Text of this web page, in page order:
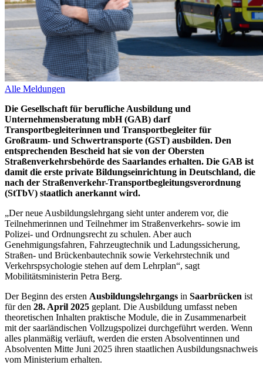
Alle Meldungen
Die Gesellschaft für berufliche Ausbildung und
Unternehmensberatung mbH (GAB) darf
Transportbegleiterinnen und Transportbegleiter für
Großraum- und Schwertransporte (GST) ausbilden. Den
entsprechenden Bescheid hat sie von der Obersten
Straßenverkehrsbehörde des Saarlandes erhalten. Die GAB ist
damit die erste private Bildungseinrichtung in Deutschland, die
nach der Straßenverkehr-Transportbegleitungsverordnung
(StTbV) staatlich anerkannt wird.
„Der neue Ausbildungslehrgang sieht unter anderem vor, die
Teilnehmerinnen und Teilnehmer im Straßenverkehrs- sowie im
Polizei- und Ordnungsrecht zu schulen. Aber auch
Genehmigungsfahren, Fahrzeugtechnik und Ladungssicherung,
Straßen- und Brückenbautechnik sowie Verkehrstechnik und
Verkehrspsychologie stehen auf dem Lehrplan“, sagt
Mobilitätsministerin Petra Berg.
Der Beginn des ersten Ausbildungslehrgangs in Saarbrücken ist
für den 28. April 2025 geplant. Die Ausbildung umfasst neben
theoretischen Inhalten praktische Module, die in Zusammenarbeit
mit der saarländischen Vollzugspolizei durchgeführt werden. Wenn
alles planmäßig verläuft, werden die ersten Absolventinnen und
Absolventen Mitte Juni 2025 ihren staatlichen Ausbildungsnachweis
vom Ministerium erhalten.